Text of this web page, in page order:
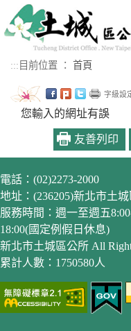
進入內容區塊
::: 目前位置 ： 首頁
字級設
您輸入的網址有誤
友善列印
電話：(02)2273-2000
地址：(236205)新北市土
服務時間：週一至週五
18:00(國定例假日休息)
新北市土城區公所 All
累計人數：1750580人